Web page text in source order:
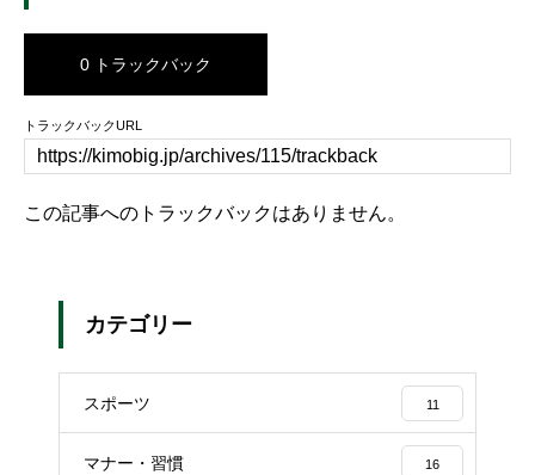
0 トラックバック
トラックバックURL
この記事へのトラックバックはありません。
カテゴリー
スポーツ 11
マナー・習慣 16